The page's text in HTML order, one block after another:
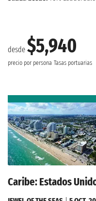
desde $5,940
precio por persona Tasas portuarias
Caribe: Estados